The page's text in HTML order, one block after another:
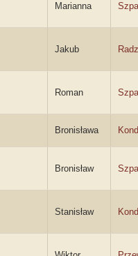
Marianna
Jakub
Roman
Bronisława
Bronisław
Stanisław